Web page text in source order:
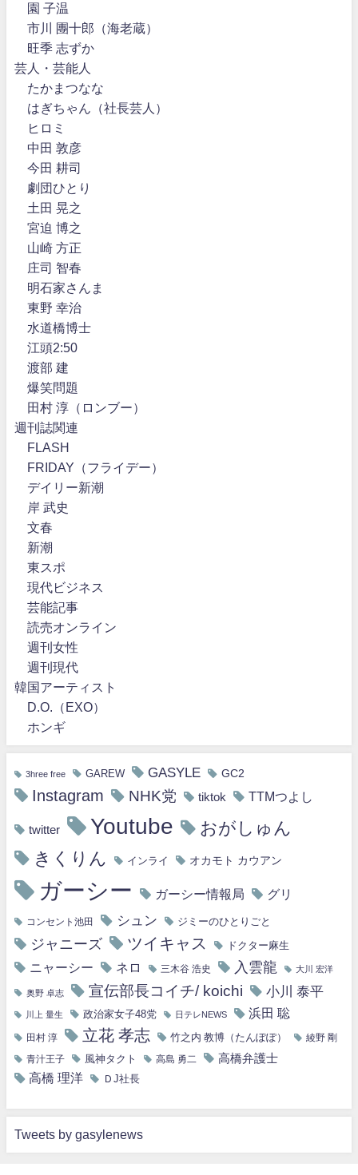
園 子温
市川 團十郎（海老蔵）
旺季 志ずか
芸人・芸能人
たかまつなな
はぎちゃん（社長芸人）
ヒロミ
中田 敦彦
今田 耕司
劇団ひとり
土田 晃之
宮迫 博之
山崎 方正
庄司 智春
明石家さんま
東野 幸治
水道橋博士
江頭2:50
渡部 建
爆笑問題
田村 淳（ロンブー）
週刊誌関連
FLASH
FRIDAY（フライデー）
デイリー新潮
岸 武史
文春
新潮
東スポ
現代ビジネス
芸能記事
読売オンライン
週刊女性
週刊現代
韓国アーティスト
D.O.（EXO）
ホンギ
3hree free GAREW GASYLE GC2
Instagram NHK党 tiktok TTMつよし
twitter Youtube
おがしゅん
きくりん
インライ オカモト カウアン
ガーシー ガーシー情報局 グリ
コンセント池田 シュン ジミーのひとりごと
ジャニーズ ツイキャス ドクター麻生
ニャーシー ネロ 三木谷 浩史 入雲龍 大川 宏洋
奥野 卓志 宣伝部長コイチ/ koichi 小川 泰平
川上 量生 政治家女子48党 日テレNEWS 浜田 聡
田村 淳 立花 孝志 竹之内 教博（たんぽぽ） 綾野 剛
青汁王子 風神タクト 高島 勇二
高橋弁護士
高橋 理洋
ＤJ社長
Tweets by gasylenews